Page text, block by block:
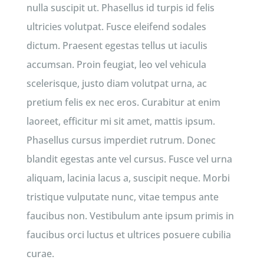
nulla suscipit ut. Phasellus id turpis id felis
ultricies volutpat. Fusce eleifend sodales
dictum. Praesent egestas tellus ut iaculis
accumsan. Proin feugiat, leo vel vehicula
scelerisque, justo diam volutpat urna, ac
pretium felis ex nec eros. Curabitur at enim
laoreet, efficitur mi sit amet, mattis ipsum.
Phasellus cursus imperdiet rutrum. Donec
blandit egestas ante vel cursus. Fusce vel urna
aliquam, lacinia lacus a, suscipit neque. Morbi
tristique vulputate nunc, vitae tempus ante
faucibus non. Vestibulum ante ipsum primis in
faucibus orci luctus et ultrices posuere cubilia
curae.